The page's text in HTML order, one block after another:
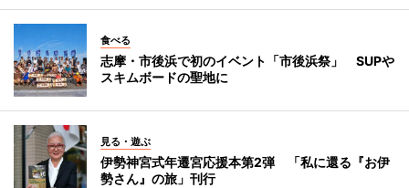
食べる
志摩・市後浜で初のイベント「市後浜祭」 SUPや
スキムボードの聖地に
見る・遊ぶ
伊勢神宮式年遷宮応援本第2弾 「私に還る『お伊
勢さん』の旅」刊行